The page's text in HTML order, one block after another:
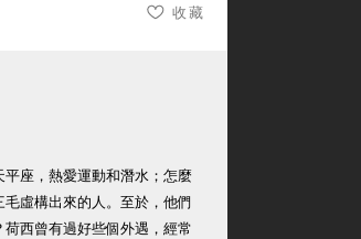
收藏
座，熱愛運動和潛水；怎麼
虛構出來的人。至於，他們
西曾有過好些個外遇，經常